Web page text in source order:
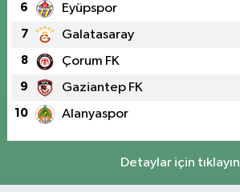
6 Eyüpspor
7 Galatasaray
8 Çorum FK
9 Gaziantep FK
10 Alanyaspor
Detaylar için tıklayın